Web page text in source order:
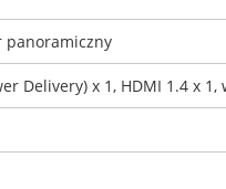
panoramiczny
Delivery) x 1, HDMI 1.4 x